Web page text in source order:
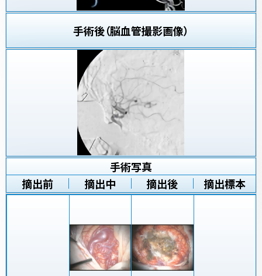
手術後（脳血管撮影画像）
手術写真
摘出前
摘出中 摘出後 摘出標本